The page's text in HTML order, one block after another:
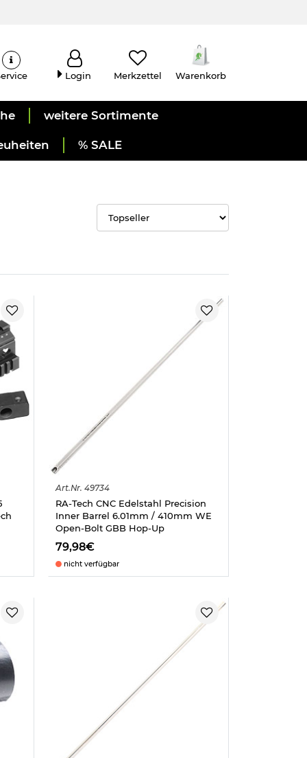
Login Merkzettel Warenkorb
weitere Sortimente
% SALE
Art.Nr. 49734
RA-Tech CNC Edelstahl Precision
Inner Barrel 6.01mm / 410mm WE
Open-Bolt GBB Hop-Up
79,98€
nicht verfügbar